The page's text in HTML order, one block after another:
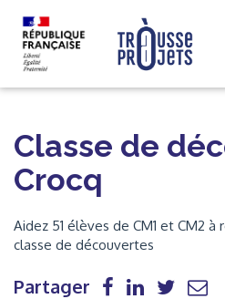
Classe de
Crocq
Aidez 51 élèves de CM1 et CM2
classe de découvertes
Partager